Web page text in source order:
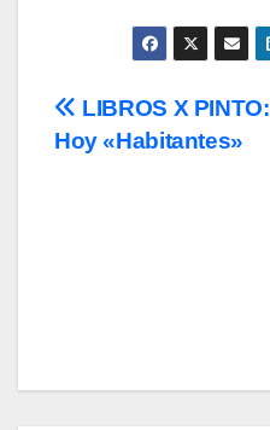
Navegación
de
LIBROS X PINTO:
Hoy «Habitantes»